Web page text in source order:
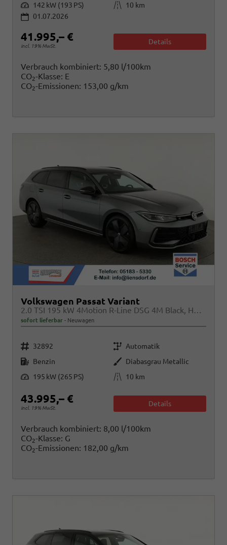
Leistung 142 kW (193 PS) Kilometerstand
10 km
01.07.2026
41.995,– €
incl. 19% MwSt.
Details
Verbrauch kombiniert: 5,80 l/100km
CO2-Klasse: E
CO2-Emissionen: 153,00 g/km
Volkswagen Passat Variant
2.0 TSI 195 kW 4Motion R-Line DSG 4M Black, HUD, AHK, Navi, IQ.Light, AreaView, Winter, el. Klappe, sofort
sofort lieferbar Neuwagen
Fahrzeugnr. 32892 Getriebe Automatik
Kraftstoff Benzin Außenfarbe Diabasgrau Metallic
Leistung
195 kW (265 PS) Kilometerstand 10 km
43.995,– €
incl. 19% MwSt.
Details
Verbrauch kombiniert: 8,00 l/100km
CO2-Klasse: G
CO2-Emissionen: 182,00 g/km